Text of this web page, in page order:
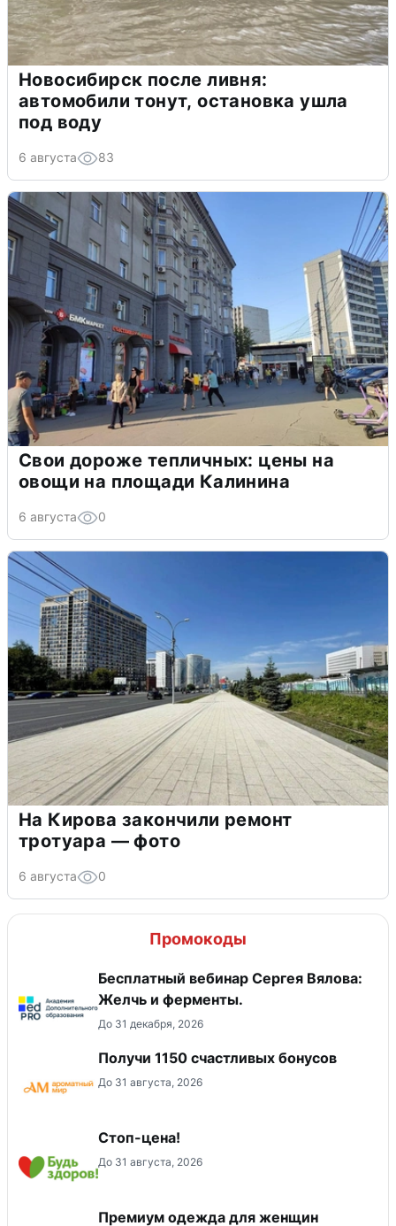
Новосибирск после ливня:
автомобили тонут, остановка ушла
под воду
6 августа 83
Свои дороже тепличных: цены на
овощи на площади Калинина
6 августа 0
На Кирова закончили ремонт
тротуара — фото
6 августа 0
Промокоды
Бесплатный вебинар Сергея Вялова:
Желчь и ферменты.
До 31 декабря, 2026
Получи 1150 счастливых бонусов
До 31 августа, 2026
Стоп-цена!
До 31 августа, 2026
Премиум одежда для женщин